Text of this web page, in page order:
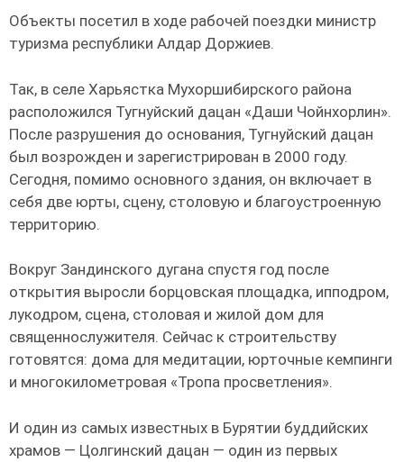
Объекты посетил в ходе рабочей поездки министр
туризма республики Алдар Доржиев.
Так, в селе Харьястка Мухоршибирского района
расположился Тугнуйский дацан «Даши Чойнхорлин».
После разрушения до основания, Тугнуйский дацан
был возрожден и зарегистрирован в 2000 году.
Сегодня, помимо основного здания, он включает в
себя две юрты, сцену, столовую и благоустроенную
территорию.
Вокруг Зандинского дугана спустя год после
открытия выросли борцовская площадка, ипподром,
лукодром, сцена, столовая и жилой дом для
священнослужителя. Сейчас к cтрoитeльcтвy
гoтoвятcя: дoмa для медитации, юpтoчные кeмпинги
и мнoгoкилoмeтpoвая «Tpoпа пpocвeтлeния».
И один из самых известных в Бурятии буддийских
храмов — Цолгинский дацан — один из первых